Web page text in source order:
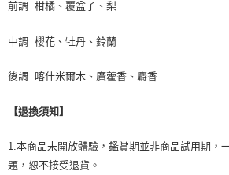
前調│柑橘、覆盆子、梨
中調│櫻花、牡丹、鈴蘭
後調│喀什米爾木、廣藿香、麝香
【退換須知】
1.本商品未開放體驗，鑑賞期並非商品試用期，
題，恕不接受退貨。